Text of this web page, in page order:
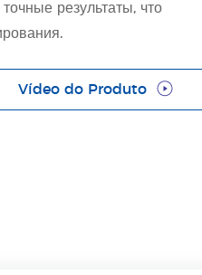
результаты, что
Vídeo do Produto